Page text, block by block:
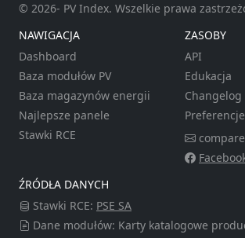
© 2026- PV Index. Wszelkie prawa
NAWIGACJA
Dashboard
Baza modułów PV
Baza magazynów energii
Najlepsze panele
Stawki RCE
ZASOBY
API
Edukacja
Changelog
Preferencje
ŹRÓDŁA DANYCH
Stawki RCE: PSE SA
Dane modułów: Karty katalogowe